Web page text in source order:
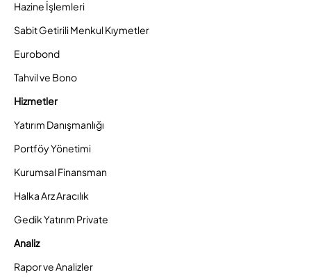
Hazine İşlemleri
Sabit Getirili Menkul Kıymetler
Eurobond
Tahvil ve Bono
Hizmetler
Yatırım Danışmanlığı
Portföy Yönetimi
Kurumsal Finansman
Halka Arz Aracılık
Gedik Yatırım Private
Analiz
Rapor ve Analizler